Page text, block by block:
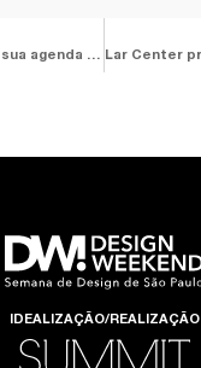
Ornare amplia sua agenda de talks para a DW! 2023
IDEALIZAÇÃO/REALIZAÇÃO